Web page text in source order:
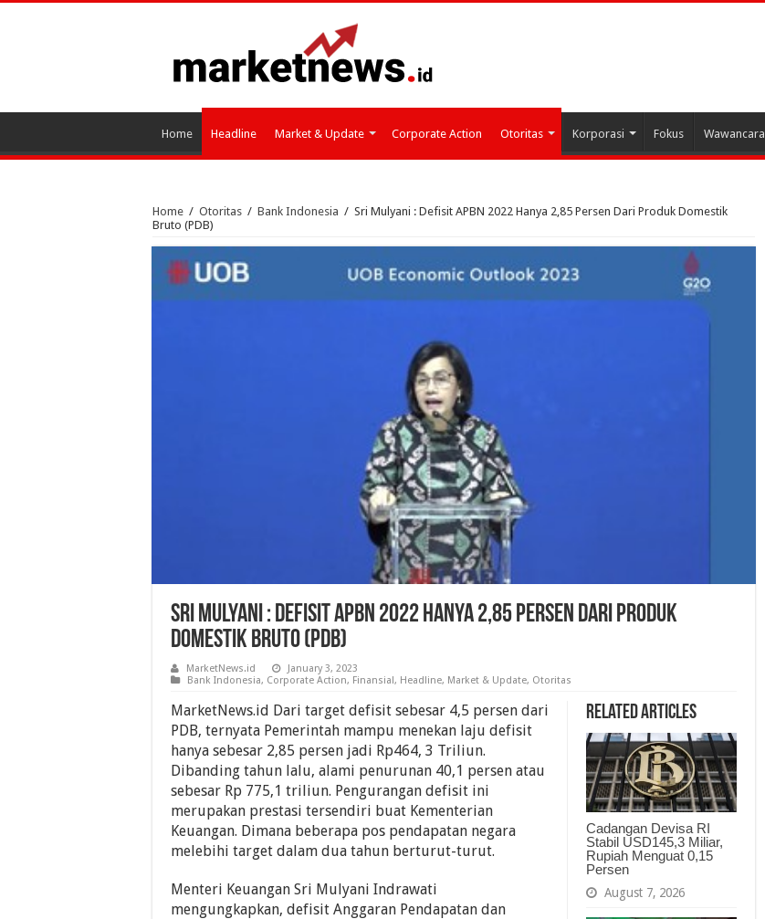
Home Headline Market & Update Corporate Action Otoritas Korporasi Fokus Wawancara
Home / Otoritas / Bank Indonesia / Sri Mulyani : Defisit APBN 2022 Hanya 2,85 Persen Dari Produk Domestik
Bruto (PDB)
Sri Mulyani : Defisit APBN 2022 Hanya 2,85 Persen Dari Produk
Domestik Bruto (PDB)
MarketNews.id
January 3, 2023
Bank Indonesia, Corporate Action, Finansial, Headline, Market & Update, Otoritas
Related Articles
Cadangan Devisa RI
Stabil USD145,3 Miliar,
Rupiah Menguat 0,15
Persen
August 7, 2026
MarketNews.id Dari target defisit sebesar 4,5 persen dari
PDB, ternyata Pemerintah mampu menekan laju defisit
hanya sebesar 2,85 persen jadi Rp464, 3 Triliun.
Dibanding tahun lalu, alami penurunan 40,1 persen atau
sebesar Rp 775,1 triliun. Pengurangan defisit ini
merupakan prestasi tersendiri buat Kementerian
Keuangan. Dimana beberapa pos pendapatan negara
melebihi target dalam dua tahun berturut-turut.
Menteri Keuangan Sri Mulyani Indrawati
mengungkapkan, defisit Anggaran Pendapatan dan